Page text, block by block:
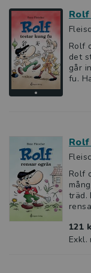
Rolf
det
går
fu.
Rolf
träd.
121
Exkl.